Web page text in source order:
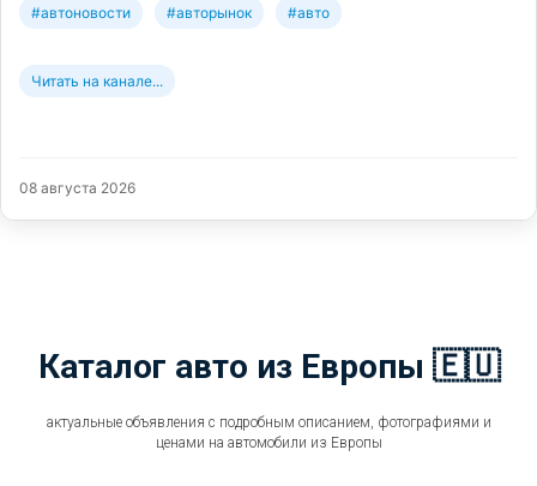
#автоновости #авторынок #авто
Читать на канале...
08 августа 2026
Каталог авто из Европы 🇪🇺
актуальные объявления с подробным описанием, фотографиями и
ценами на автомобили из Европы